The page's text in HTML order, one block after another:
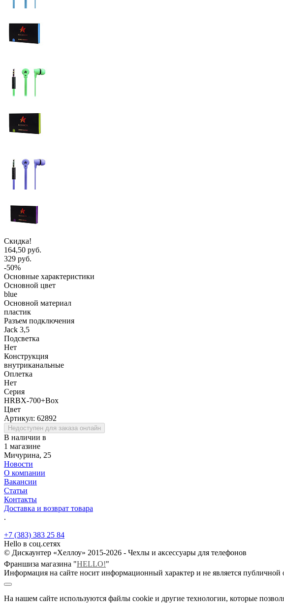
Скидка!
164,50 руб.
329 руб.
-50%
Основные характеристики
Основной цвет
blue
Основной материал
пластик
Разъем подключения
Jack 3,5
Подсветка
Нет
Конструкция
внутриканальные
Оплетка
Нет
Серия
HRBX-700+Box
Цвет
Артикул: 62892
Недоступен для заказа онлайн
В наличии в
1 магазине
Мичурина, 25
Новости
О компании
Вакансии
Статьи
Контакты
Доставка и возврат товара
.
+7 (383) 383 25 84
Hello в соц.сетях
© Дискаунтер «Хеллоу» 2015-2026 - Чехлы и аксессуары для телефонов
Франшиза магазина "HELLO!"
Информация на сайте носит информационный характер и не является
На нашем сайте используются файлы cookie и другие технологии, которые